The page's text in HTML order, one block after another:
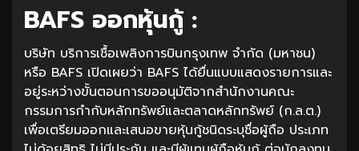
BAFS ออกหุ้นกู้ :
บริษัท บริการเชื้อเพลิงการบินกรุงเทพ จำกัด (มหาชน)
หรือ BAFS เปิดเผยว่า BAFS ได้ยื่นแบบแสดงรายการและ
อยู่ระหว่างขั้นตอนการขออนุมัติจากสำนักงานคณะ
กรรมการกำกับหลักทรัพย์และตลาดหลักทรัพย์ (ก.ล.ต.)
เพื่อเตรียมออกและเสนอขายหุ้นกู้ชนิดระบุชื่อผู้ถือ ประเภท